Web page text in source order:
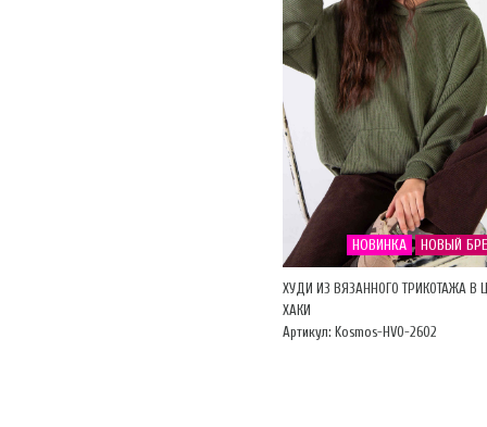
НОВИНКА НОВЫЙ
ХУДИ ИЗ ВЯЗАННОГО ТРИКОТАЖА В
ХАКИ
Артикул: Kosmos-HVO-2602